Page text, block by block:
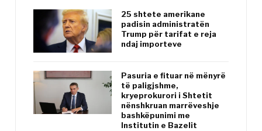
25 shtete amerikane
padisin administratën
Trump për tarifat e reja
ndaj importeve
Pasuria e fituar në mënyrë
të paligjshme,
kryeprokurori i Shtetit
nënshkruan marrëveshje
bashkëpunimi me
Institutin e Bazelit